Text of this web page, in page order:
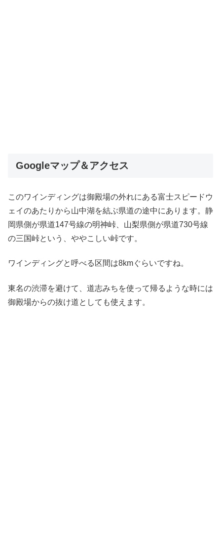
Googleマップ＆アクセス
このワインディングは御殿場の外れにある富士スピードウ
ェイのあたりから山中湖を結ぶ県道の途中にあります。静
岡県側が県道147号線の明神峠、山梨県側が県道730号線
の三国峠という、ややこしい峠です。
ワインディングと呼べる区間は8kmぐらいですね。
東名の渋滞を避けて、道志みちを使って帰るような時には
御殿場からの抜け道としても使えます。